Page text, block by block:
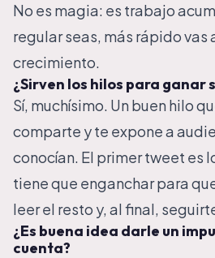
No es magia: es trabajo
regular seas, más rápido vas
crecimiento.
¿Sirven los hilos para ganar
Sí, muchísimo. Un buen hilo
comparte y te expone a
conocían. El primer tweet es
tiene que enganchar para
leer el resto y, al final,
¿Es buena idea darle un
cuenta?